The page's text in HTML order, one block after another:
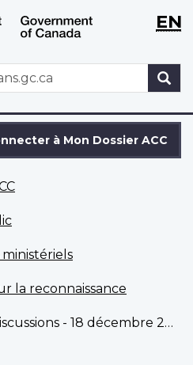
Aller
au
principal
Passer
à
version
HTML
simplifiée
WxT
WxTEN
à Mon Dossier ACC
la reconnaissance
- 18 décembre 2018